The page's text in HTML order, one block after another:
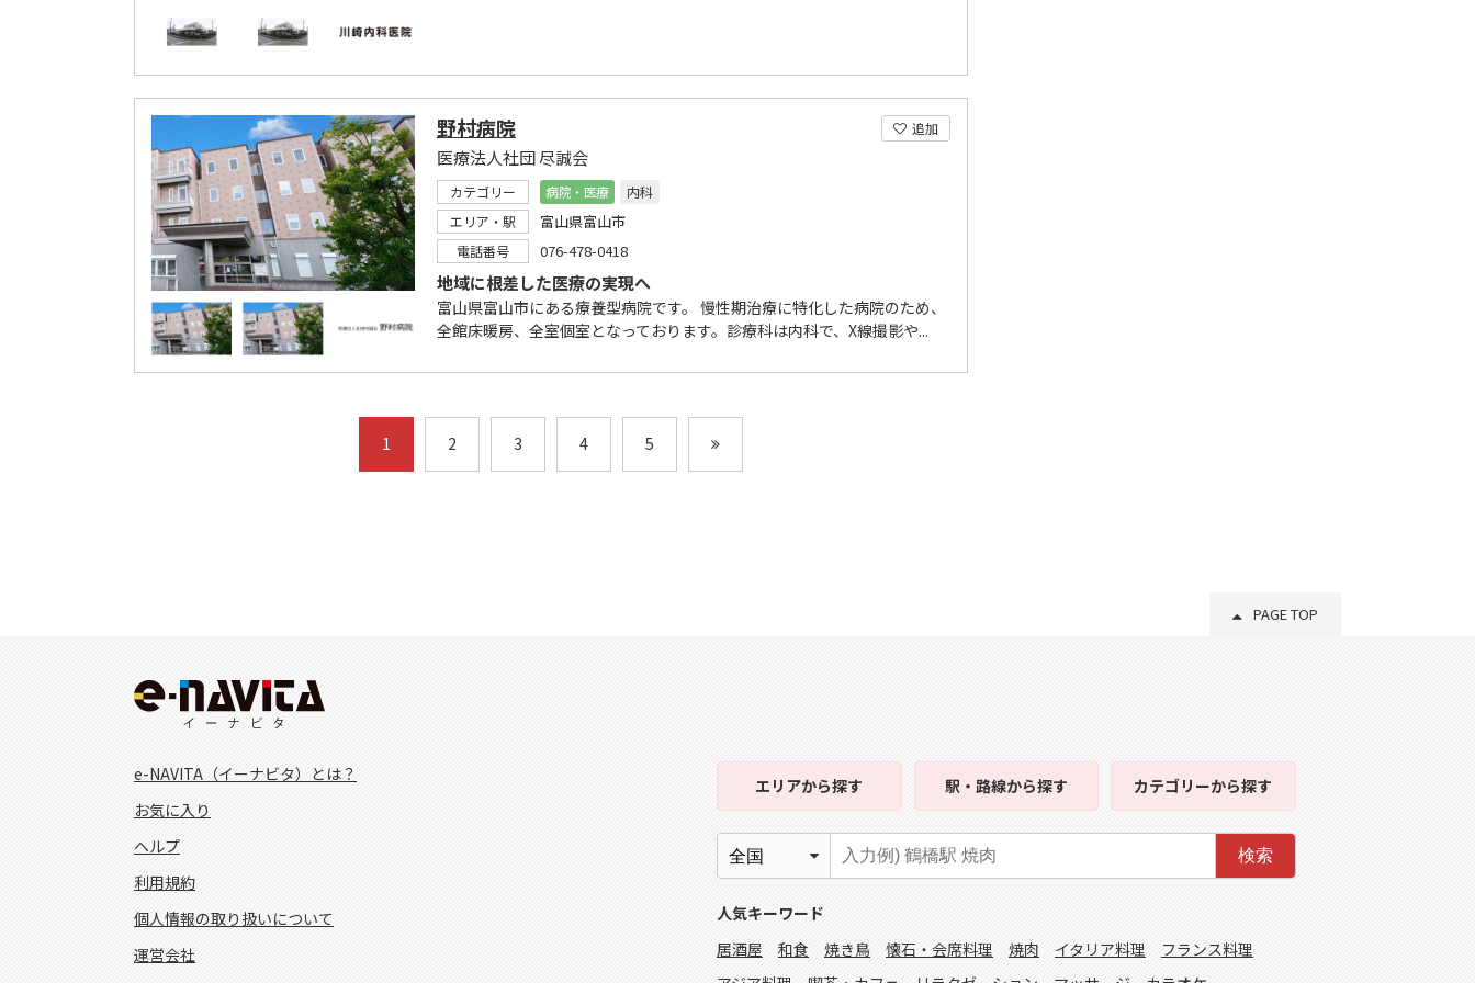
追加
野村病院
医療法人社団 尽誠会
カテゴリー 病院・医療
内科
エリア・駅
富山県富山市
電話番号 076-478-0418
地域に根差した医療の実現へ
富山県富山市にある療養型病院です。 慢性期治療に特化した病院のため、
全館床暖房、全室個室となっております。診療科は内科で、X線撮影や...
1 2 3 4 5
PAGE TOP
e-NAVITA（イーナビタ）とは？
お気に入り
ヘルプ
利用規約
個人情報の取り扱いについて
運営会社
エリアから探す 駅・路線から探す カテゴリーから探す
検索
人気キーワード
居酒屋
和食 焼き鳥 懐石・会席料理 焼肉 イタリア料理
フランス料理